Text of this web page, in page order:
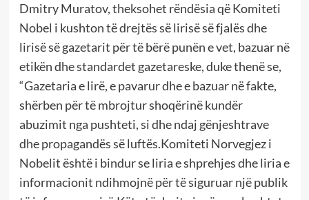
Dmitry Muratov, theksohet rëndësia që Komiteti
Nobel i kushton të drejtës së lirisë së fjalës dhe
lirisë së gazetarit për të bërë punën e vet, bazuar në
etikën dhe standardet gazetareske, duke thenë se,
“Gazetaria e lirë, e pavarur dhe e bazuar në fakte,
shërben për të mbrojtur shoqërinë kundër
abuzimit nga pushteti, si dhe ndaj gënjeshtrave
dhe propagandës së luftës.Komiteti Norvegjez i
Nobelit është i bindur se liria e shprehjes dhe liria e
informacionit ndihmojnë për të siguruar një publik